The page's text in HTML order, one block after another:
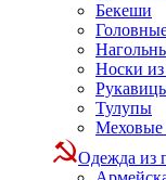
Бекеши
Носки из
Тулупы
Одежда из